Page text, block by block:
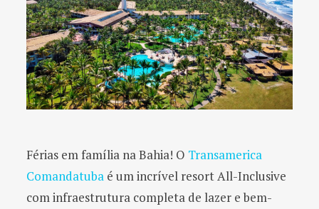
Férias em família na Bahia! O Transamerica
Comandatuba é um incrível resort All-Inclusive
com infraestrutura completa de lazer e bem-